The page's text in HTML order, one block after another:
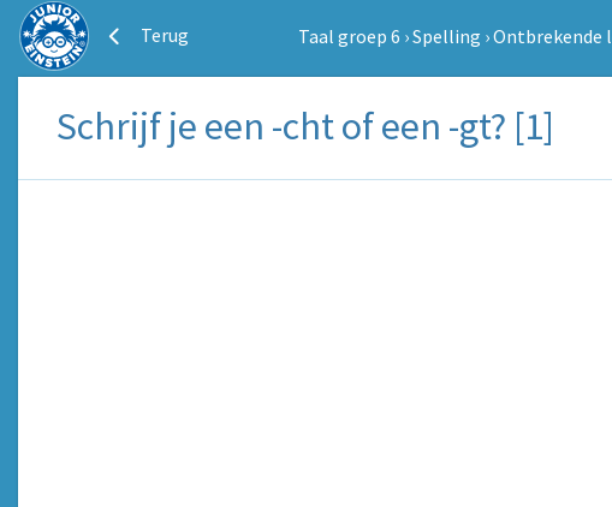
Terug Taal groep 6 ›Spelling ›Ontbrekende
Schrijf je een -cht of een -gt? [1]